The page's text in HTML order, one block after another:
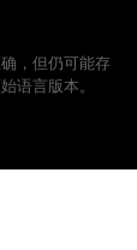
，但仍可能存
语言版本。